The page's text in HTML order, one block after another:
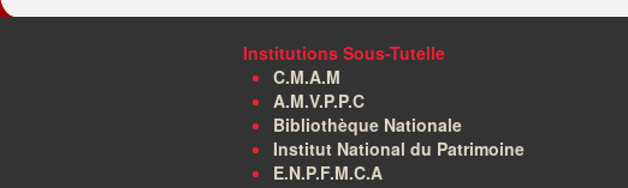
Institutions Sous-Tutelle
C.M.A.M
A.M.V.P.P.C
Bibliothèque Nationale
Institut National du Patrimoine
E.N.P.F.M.C.A